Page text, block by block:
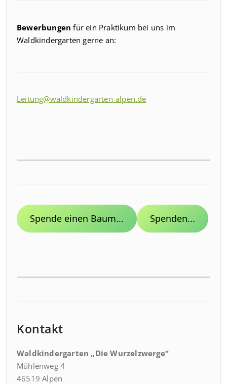
Bewerbungenfür ein Praktikum bei uns im
Waldkindergarten gerne an:
Leitung@waldkindergarten-alpen.de
Spende einen Baum... Spenden...
Kontakt
Waldkindergarten „Die Wurzelzwerge“
Mühlenweg 4
46519 Alpen